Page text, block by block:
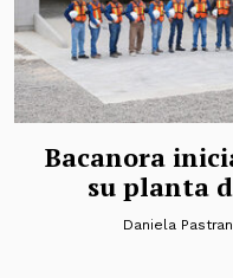
Bacanora
su planta
Daniela